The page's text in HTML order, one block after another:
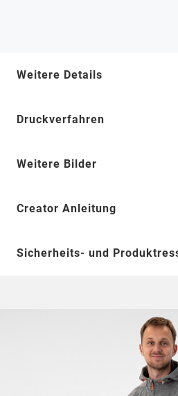
Weitere Details
Druckverfahren
Weitere Bilder
Creator Anleitung
Sicherheits- und